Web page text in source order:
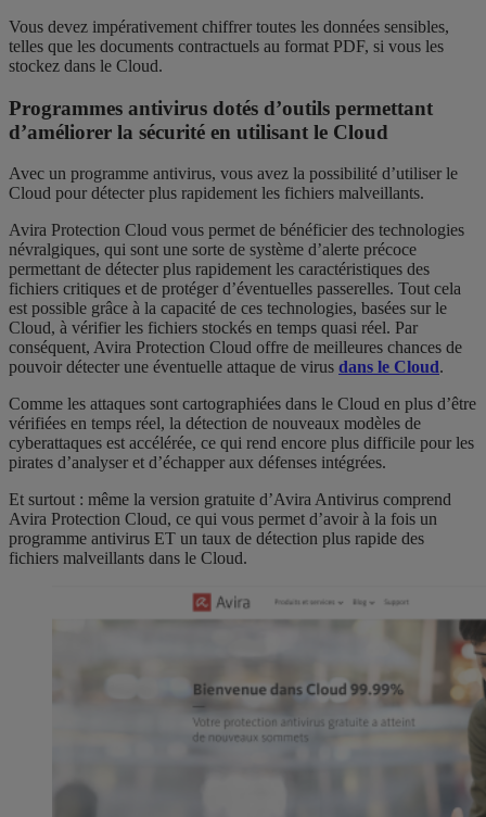
Vous devez impérativement chiffrer toutes les données sensibles,
telles que les documents contractuels au format PDF, si vous les
stockez dans le Cloud.
Programmes antivirus dotés d’outils permettant
d’améliorer la sécurité en utilisant le Cloud
Avec un programme antivirus, vous avez la possibilité d’utiliser le
Cloud pour détecter plus rapidement les fichiers malveillants.
Avira Protection Cloud vous permet de bénéficier des technologies
névralgiques, qui sont une sorte de système d’alerte précoce
permettant de détecter plus rapidement les caractéristiques des
fichiers critiques et de protéger d’éventuelles passerelles. Tout cela
est possible grâce à la capacité de ces technologies, basées sur le
Cloud, à vérifier les fichiers stockés en temps quasi réel. Par
conséquent, Avira Protection Cloud offre de meilleures chances de
pouvoir détecter une éventuelle attaque de virus dans le Cloud.
Comme les attaques sont cartographiées dans le Cloud en plus d’être
vérifiées en temps réel, la détection de nouveaux modèles de
cyberattaques est accélérée, ce qui rend encore plus difficile pour les
pirates d’analyser et d’échapper aux défenses intégrées.
Et surtout : même la version gratuite d’Avira Antivirus comprend
Avira Protection Cloud, ce qui vous permet d’avoir à la fois un
programme antivirus ET un taux de détection plus rapide des
fichiers malveillants dans le Cloud.